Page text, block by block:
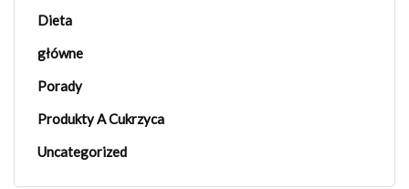
Dieta
główne
Porady
Produkty A Cukrzyca
Uncategorized